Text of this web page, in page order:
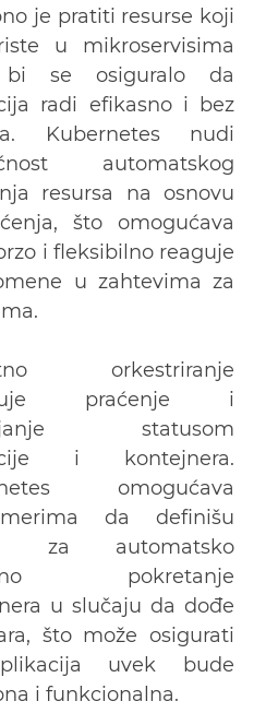
je pratiti resurse koji
u mikroservisima
bi se osiguralo da
radi efikasno i bez
Kubernetes nudi
automatskog
resursa na osnovu
što omogućava
i fleksibilno reaguje
u zahtevima za
orkestriranje
praćenje i
statusom
i kontejnera.
omogućava
da definišu
za automatsko
pokretanje
u slučaju da dođe
što može osigurati
uvek bude
i funkcionalna.